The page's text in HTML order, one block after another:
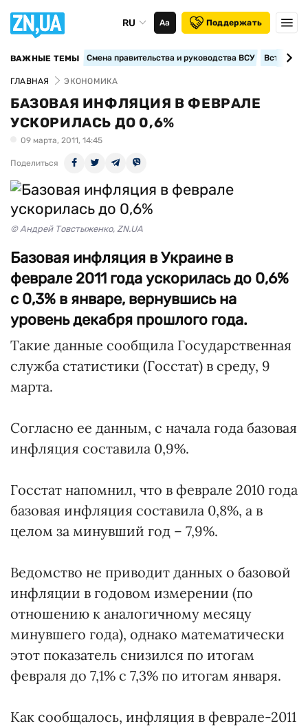
RU Аа Поддержать
ВАЖНЫЕ ТЕМЫ Смена правительства и руководства ВСУ
ГЛАВНАЯ ЭКОНОМИКА
БАЗОВАЯ ИНФЛЯЦИЯ В ФЕВРАЛЕ
УСКОРИЛАСЬ ДО 0,6%
09 марта, 2011, 14:45
Поделиться
© Андрей Товстыженко, ZN.UA
Базовая инфляция в Украине в
феврале 2011 года ускорилась до 0,6%
с 0,3% в январе, вернувшись на
уровень декабря прошлого года.
Такие данные сообщила Государственная
служба статистики (Госстат) в среду, 9
марта.
Согласно ее данным, с начала года базовая
инфляция составила 0,9%.
Госстат напомнил, что в феврале 2010 года
базовая инфляция составила 0,8%, а в
целом за минувший год – 7,9%.
Ведомство не приводит данных о базовой
инфляции в годовом измерении (по
отношению к аналогичному месяцу
минувшего года), однако математически
этот показатель снизился по итогам
февраля до 7,1% с 7,3% по итогам января.
Как сообщалось, инфляция в феврале-2011